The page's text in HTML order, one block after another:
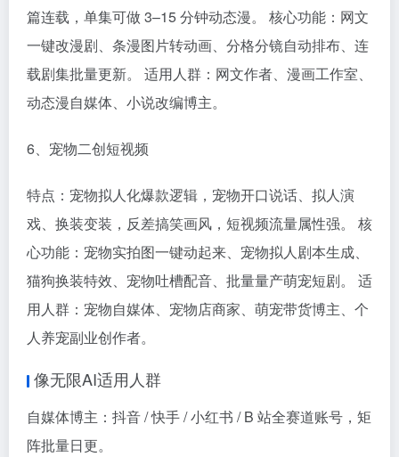
篇连载，单集可做 3–15 分钟动态漫。 核心功能：网文
一键改漫剧、条漫图片转动画、分格分镜自动排布、连
载剧集批量更新。 适用人群：网文作者、漫画工作室、
动态漫自媒体、小说改编博主。
6、宠物二创短视频
特点：宠物拟人化爆款逻辑，宠物开口说话、拟人演
戏、换装变装，反差搞笑画风，短视频流量属性强。 核
心功能：宠物实拍图一键动起来、宠物拟人剧本生成、
猫狗换装特效、宠物吐槽配音、批量量产萌宠短剧。 适
用人群：宠物自媒体、宠物店商家、萌宠带货博主、个
人养宠副业创作者。
像无限AI适用人群
自媒体博主：抖音 / 快手 / 小红书 / B 站全赛道账号，矩
阵批量日更。